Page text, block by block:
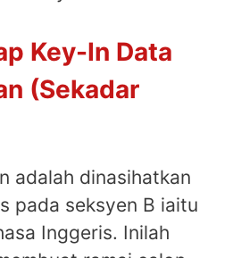
Key-In Data
(Sekadar
adalah dinasihatkan
pada seksyen B iaitu
Inggeris. Inilah